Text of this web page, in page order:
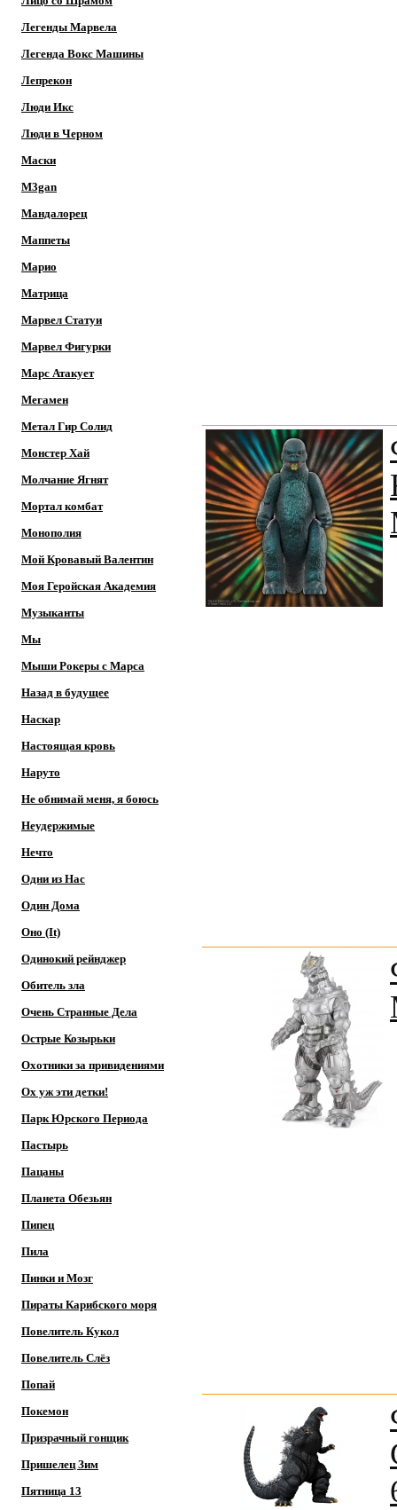
Легенды Марвела
Легенда Вокс Машины
Лепрекон
Люди Икс
Люди в Черном
Маски
M3gan
Мандалорец
Маппеты
Марио
Матрица
Марвел Статуи
Марвел Фигурки
Марс Атакует
Мегамен
Метал Гир Солид
Монстер Хай
Молчание Ягнят
Мортал комбат
Монополия
Мой Кровавый Валентин
Моя Геройская Академия
Музыканты
Мы
Мыши Рокеры с Марса
Назад в будущее
Наскар
Настоящая кровь
Наруто
Не обнимай меня, я боюсь
Неудержимые
Нечто
Одни из Нас
Один Дома
Оно (It)
Одинокий рейнджер
Обитель зла
Очень Странные Дела
Острые Козырьки
Охотники за привидениями
Ох уж эти детки!
Парк Юрского Периода
Пастырь
Пацаны
Планета Обезьян
Пипец
Пила
Пинки и Мозг
Пираты Карибского моря
Повелитель Кукол
Повелитель Слёз
Попай
Покемон
Призрачный гонщик
Пришелец Зим
Пятница 13